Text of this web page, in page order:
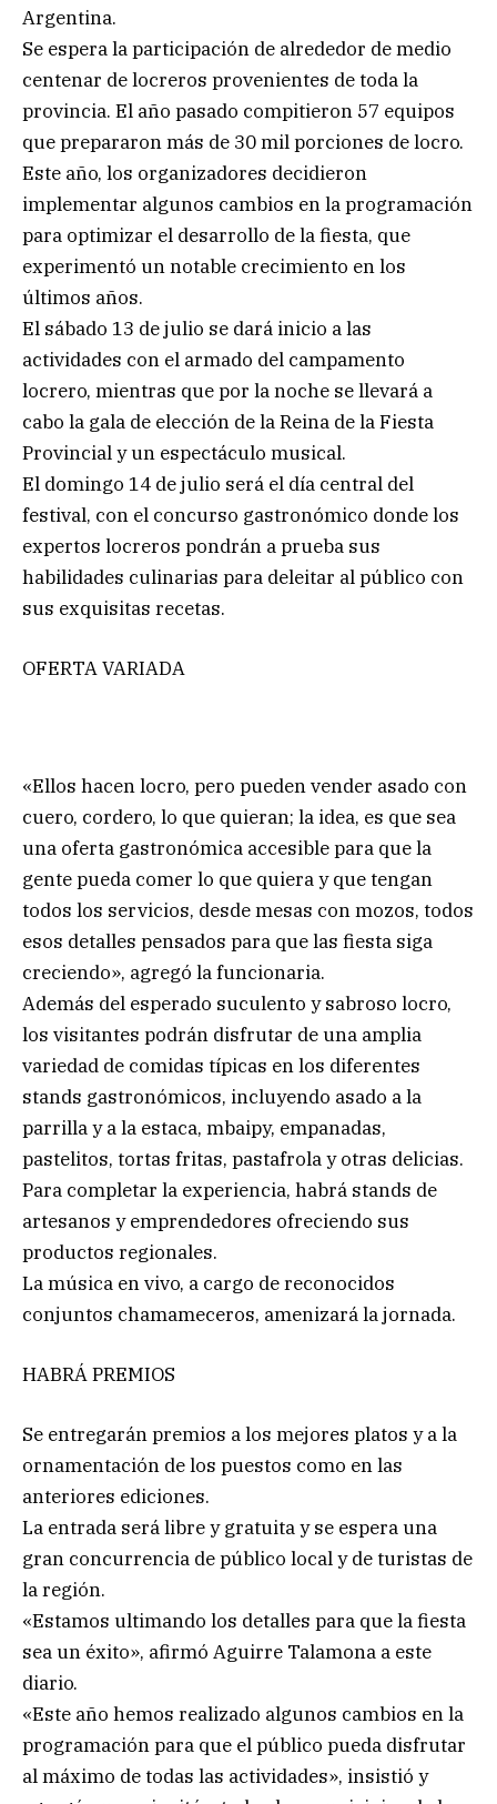
Argentina.
Se espera la participación de alrededor de medio
centenar de locreros provenientes de toda la
provincia. El año pasado compitieron 57 equipos
que prepararon más de 30 mil porciones de locro.
Este año, los organizadores decidieron
implementar algunos cambios en la programación
para optimizar el desarrollo de la fiesta, que
experimentó un notable crecimiento en los
últimos años.
El sábado 13 de julio se dará inicio a las
actividades con el armado del campamento
locrero, mientras que por la noche se llevará a
cabo la gala de elección de la Reina de la Fiesta
Provincial y un espectáculo musical.
El domingo 14 de julio será el día central del
festival, con el concurso gastronómico donde los
expertos locreros pondrán a prueba sus
habilidades culinarias para deleitar al público con
sus exquisitas recetas.
OFERTA VARIADA
«Ellos hacen locro, pero pueden vender asado con
cuero, cordero, lo que quieran; la idea, es que sea
una oferta gastronómica accesible para que la
gente pueda comer lo que quiera y que tengan
todos los servicios, desde mesas con mozos, todos
esos detalles pensados para que las fiesta siga
creciendo», agregó la funcionaria.
Además del esperado suculento y sabroso locro,
los visitantes podrán disfrutar de una amplia
variedad de comidas típicas en los diferentes
stands gastronómicos, incluyendo asado a la
parrilla y a la estaca, mbaipy, empanadas,
pastelitos, tortas fritas, pastafrola y otras delicias.
Para completar la experiencia, habrá stands de
artesanos y emprendedores ofreciendo sus
productos regionales.
La música en vivo, a cargo de reconocidos
conjuntos chamameceros, amenizará la jornada.
HABRÁ PREMIOS
Se entregarán premios a los mejores platos y a la
ornamentación de los puestos como en las
anteriores ediciones.
La entrada será libre y gratuita y se espera una
gran concurrencia de público local y de turistas de
la región.
«Estamos ultimando los detalles para que la fiesta
sea un éxito», afirmó Aguirre Talamona a este
diario.
«Este año hemos realizado algunos cambios en la
programación para que el público pueda disfrutar
al máximo de todas las actividades», insistió y